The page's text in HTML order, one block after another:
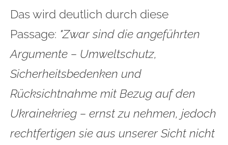
Das wird deutlich durch diese
Passage: "Zwar sind die angeführten
Argumente – Umweltschutz,
Sicherheitsbedenken und
Rücksichtnahme mit Bezug auf den
Ukrainekrieg – ernst zu nehmen, jedoch
rechtfertigen sie aus unserer Sicht nicht